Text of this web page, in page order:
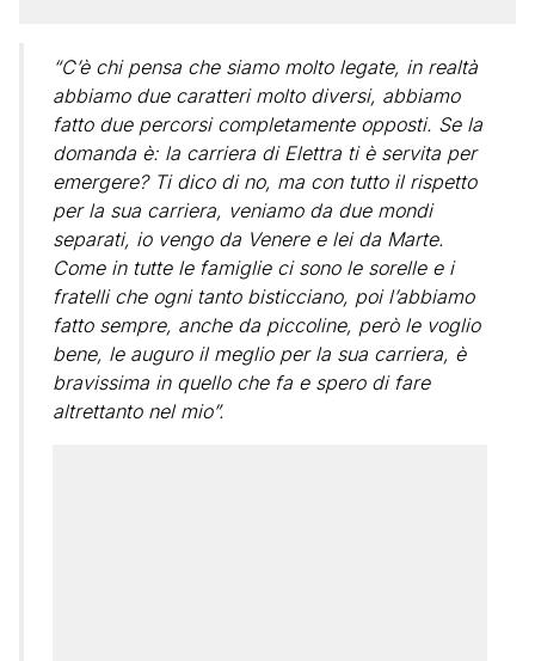
“C’è chi pensa che siamo molto legate, in realtà
abbiamo due caratteri molto diversi, abbiamo
fatto due percorsi completamente opposti. Se la
domanda è: la carriera di Elettra ti è servita per
emergere? Ti dico di no, ma con tutto il rispetto
per la sua carriera, veniamo da due mondi
separati, io vengo da Venere e lei da Marte.
Come in tutte le famiglie ci sono le sorelle e i
fratelli che ogni tanto bisticciano, poi l’abbiamo
fatto sempre, anche da piccoline, però le voglio
bene, le auguro il meglio per la sua carriera, è
bravissima in quello che fa e spero di fare
altrettanto nel mio”.